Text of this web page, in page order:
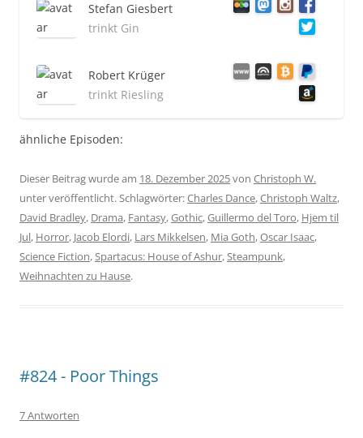
Stefan Giesbert
trinkt Gin
Robert Krüger
trinkt Riesling
ähnliche Episoden:
Dieser Beitrag wurde am 18. Dezember 2025von Christoph W.
unter veröffentlicht. Schlagwörter:Charles Dance,Christoph Waltz,
David Bradley, Drama, Fantasy,Gothic,Guillermo del Toro, Hjem til
Jul, Horror, Jacob Elordi, Lars Mikkelsen, Mia Goth,Oscar Isaac,
Science Fiction,Spartacus: House of Ashur,Steampunk,
Weihnachten zu Hause.
#824 - Poor Things
7 Antworten